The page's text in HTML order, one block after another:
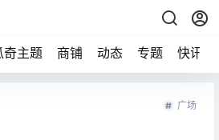
奇主题 商铺 动态 专题 快讯
广场